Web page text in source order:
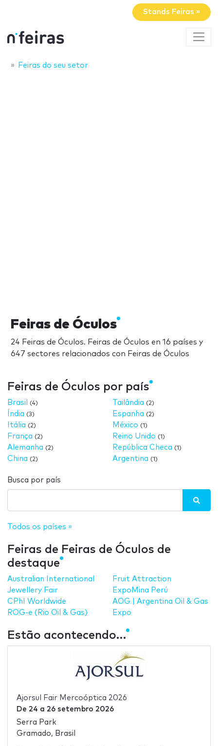
Stands Feiras »
Feiras do seu setor
Feiras de Óculos
24 Feiras de Óculos. Feiras de Óculos en 16 países y
647 sectores relacionados con Feiras de Óculos
Feiras de Óculos por país
Brasil (4)
Índia (3)
Itália (2)
França (2)
Alemanha (2)
China (2)
Tailândia (2)
Espanha (2)
México (1)
Reino Unido (1)
República Checa (1)
Argentina (1)
Busca por país
Todos os países »
Feiras de Feiras de Óculos de
destaque
Australian International
Jewellery Fair
CPhI Worldwide
ROG-e (Rio Oil & Gas)
Fruit Attraction
ExpoMina Perú
AOG | Argentina Oil & Gas
Expo
Estão acontecendo…
Ajorsul Fair Mercoóptica 2026
De 24 a 26 setembro 2026
Serra Park
Gramado, Brasil